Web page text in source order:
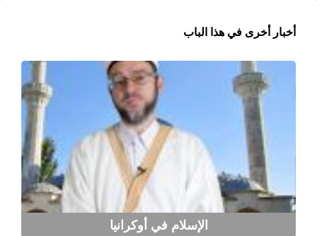
أخبار أخرى في هذا الباب
الإسلام في أوكرانيا